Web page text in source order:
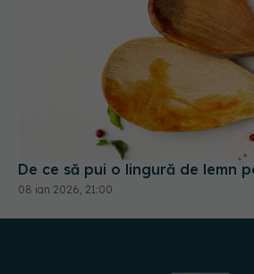
De ce să pui o lingură de lemn
08 ian 2026, 21:00